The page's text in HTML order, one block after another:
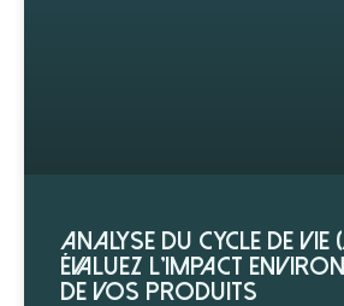
Analyse du cycle de vie
évaluez l’impact
de vos produits